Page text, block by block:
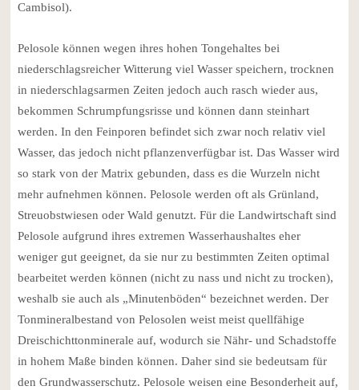
Cambisol).
Pelosole können wegen ihres hohen Tongehaltes bei
niederschlagsreicher Witterung viel Wasser speichern, trocknen
in niederschlagsarmen Zeiten jedoch auch rasch wieder aus,
bekommen Schrumpfungsrisse und können dann steinhart
werden. In den Feinporen befindet sich zwar noch relativ viel
Wasser, das jedoch nicht pflanzenverfügbar ist. Das Wasser wird
so stark von der Matrix gebunden, dass es die Wurzeln nicht
mehr aufnehmen können. Pelosole werden oft als Grünland,
Streuobstwiesen oder Wald genutzt. Für die Landwirtschaft sind
Pelosole aufgrund ihres extremen Wasserhaushaltes eher
weniger gut geeignet, da sie nur zu bestimmten Zeiten optimal
bearbeitet werden können (nicht zu nass und nicht zu trocken),
weshalb sie auch als „Minutenböden“ bezeichnet werden. Der
Tonmineralbestand von Pelosolen weist meist quellfähige
Dreischichttonminerale auf, wodurch sie Nähr- und Schadstoffe
in hohem Maße binden können. Daher sind sie bedeutsam für
den Grundwasserschutz. Pelosole weisen eine Besonderheit auf,